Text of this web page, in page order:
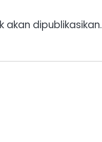
dipublikasikan.